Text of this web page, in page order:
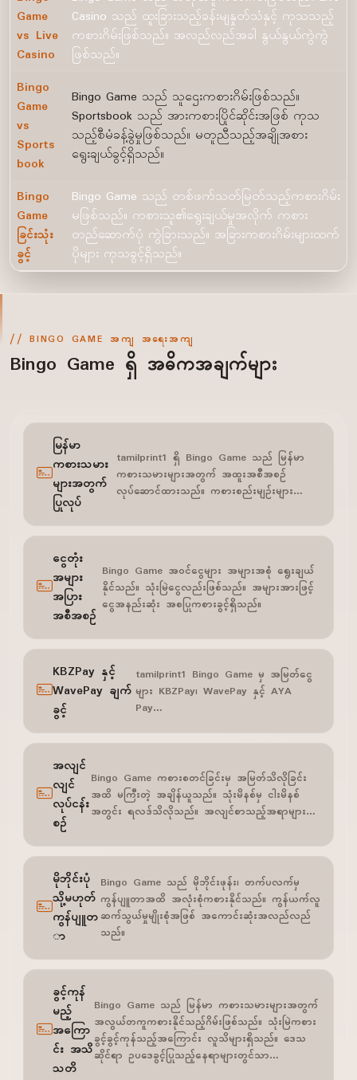
Game
vs Live
Casino
Casino သည် ထူးခြားသည့်ခန်းမျနှုတ်သံနှင့် ကုသသည့်
ကစားဂိမ်းဖြစ်သည်။ အလည်လည်အခါ နွယ်နွယ်ကွဲကွဲ
ဖြစ်သည်။
Bingo
Game
vs
Sports
book
Bingo Game သည် သူဌေးကစားဂိမ်းဖြစ်သည်။
Sportsbook သည် အားကစားပြိုင်ဆိုင်းအဖြစ် ကုသ
သည့်စီမံခန့်ခွဲမှုဖြစ်သည်။ မတူညီသည့်အချိုအစား
ရွေးချယ်ခွင့်ရှိသည်။
Bingo
Game
ခြင်းသုံး
ခွင့်
Bingo Game သည် တစ်ဖက်သတ်မြတ်သည့်ကစားဂိမ်း
မဖြစ်သည်။ ကစားသူ၏ရွေးချယ်မှုအလိုက် ကစား
တည်ဆောက်ပုံ ကွဲခြားသည်။ အခြားကစားဂိမ်းများထက်
ပိုများ ကုသခွင့်ရှိသည်။
BINGO GAME အကျ အရေးအကျ
Bingo Game ရှိ အဓိကအချက်များ
မြန်မာ
ကစားသမား
များအတွက်
ပြုလုပ်
tamilprint1 ရှိ Bingo Game သည် မြန်မာ
ကစားသမားများအတွက် အထူးအစီအစဉ်
လုပ်ဆောင်ထားသည်။ ကစားစည်းမျဉ်းများ…
ငွေတုံး
အများ
အပြား
အစီအစဉ်
Bingo Game အဝင်ငွေများ အများအစုံ ရွေးချယ်
နိုင်သည်။ သုံးမြဲငွေလည်းဖြစ်သည်။ အများအားဖြင့်
ငွေအနည်းဆုံး အစပြုကစားခွင့်ရှိသည်။
KBZPay နှင့်
WavePay ချက်
ခွင့်
tamilprint1 Bingo Game မှ အမြတ်ငွေ
များ KBZPay၊ WavePay နှင့် AYA
Pay…
အလျင်
လျင်
လုပ်ငန်း
စဉ်
Bingo Game ကစားစတင်ခြင်းမှ အမြတ်သိလိုခြင်း
အထိ မကြီးတဲ့ အချိန်ယူသည်။ သုံးမိနစ်မှ ငါးမိနစ်
အတွင်း ရလဒ်သိလိုသည်။ အလျင်စာသည့်အရာများ…
မိုဘိုင်းပုံ
သို့မဟုတ်
ကွန်ပျူတ
ာ
Bingo Game သည် မိုဘိုင်းဖုန်း၊ တက်ပလက်မှ
ကွန်ပျူတာအထိ အလုံးစုံကစားနိုင်သည်။ ကွန်ယက်လူ
ဆက်သွယ်မှုမျိုးစုံအဖြစ် အကောင်းဆုံးအလည်လည်
သည်။
ခွင့်ကုန်
မည့်
အကြော
င်း အသိ
သတိ
Bingo Game သည် မြန်မာ ကစားသမားများအတွက်
အလွယ်တကူကစားနိုင်သည့်ဂိမ်းဖြစ်သည်။ သုံးမြဲကစား
ခွင့်ခွင့်ကုန်သည့်အကြောင်း လူသိများရှိသည်။ ဒေသ
ဆိုင်ရာ ဥပဒေခွင့်ပြုသည့်နေရာများတွင်သာ…